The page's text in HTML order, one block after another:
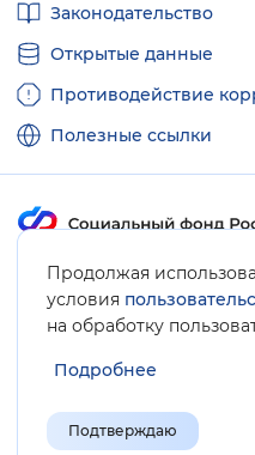
Продолжая
условия
на обработку
Подробнее
Подтверждаю
ссылкиЗаконодательство
Открытые данные
Противодействие
Полезные ссылки
Карта сайта
©